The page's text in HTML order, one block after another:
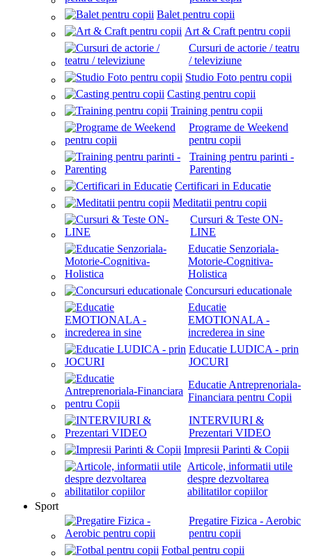
Balet pentru copii
Art & Craft pentru copii
Cursuri de actorie / teatru
/ televiziune
Studio Foto pentru copii
Casting pentru copii
Training pentru copii
Programe de Weekend
pentru copii
Training pentru parinti -
Parenting
Certificari in Educatie
Meditatii pentru copii
Cursuri & Teste ON-
LINE
Educatie Senzoriala-
Motorie-Cognitiva-
Holistica
Concursuri educationale
Educatie
EMOTIONALA -
increderea in sine
Educatie LUDICA - prin
JOCURI
Educatie Antreprenoriala-
Financiara pentru Copii
INTERVIURI &
Prezentari VIDEO
Impresii Parinti & Copii
Articole, informatii utile
despre dezvoltarea
abilitatilor copiilor
Sport
Pregatire Fizica - Aerobic
pentru copii
Fotbal pentru copii